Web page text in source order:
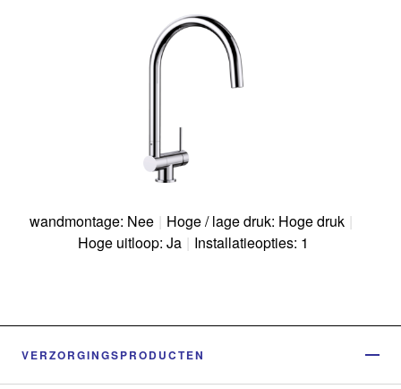
wandmontage: Nee | Hoge / lage druk: Hoge druk |
Hoge uitloop: Ja | Installatieopties: 1
VERZORGINGSPRODUCTEN